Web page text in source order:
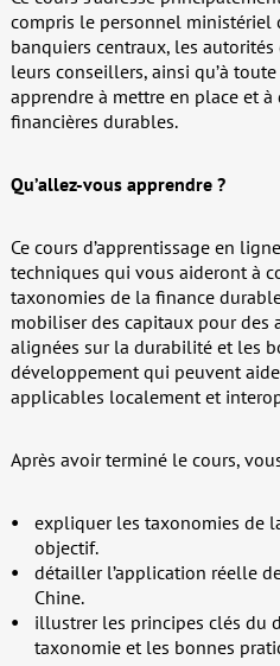
compris le personnel ministériel
banquiers centraux, les
leurs conseillers, ainsi qu’à
apprendre à mettre en place et
financières durables.
Qu’allez-vous apprendre ?
Ce cours d’apprentissage en
techniques qui vous aideront à
taxonomies de la finance
mobiliser des capitaux pour des
alignées sur la durabilité et les
développement qui peuvent
applicables localement et
Après avoir terminé le cours,
expliquer les taxonomies de
objectif.
détailler l’application réelle
Chine.
illustrer les principes clés du
taxonomie et les bonnes